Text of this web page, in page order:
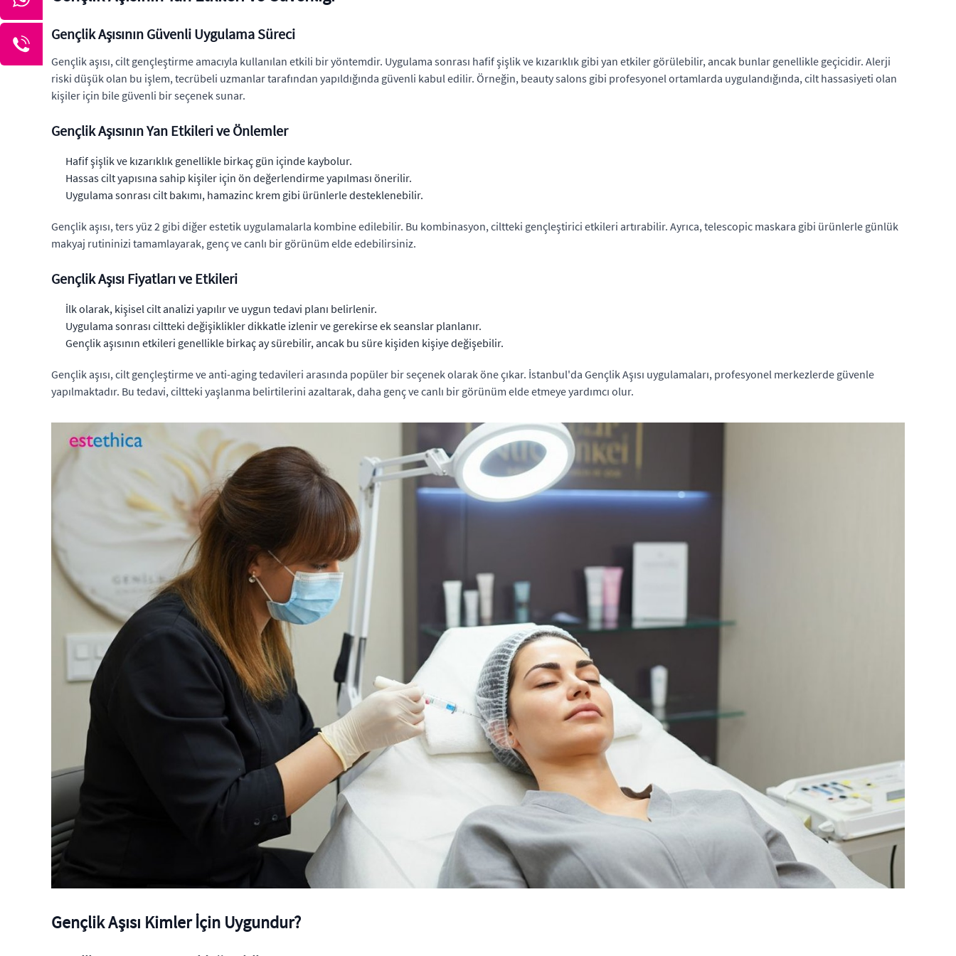
Gençlik Aşısının Güvenli Uygulama Süreci
Gençlik aşısı, cilt gençleştirme amacıyla kullanılan etkili bir yöntemdir. Uygulama sonrası hafif şişlik ve kızarıklık gibi yan etkiler görülebilir, ancak bunlar genellikle geçicidir. Alerji
riski düşük olan bu işlem, tecrübeli uzmanlar tarafından yapıldığında güvenli kabul edilir. Örneğin, beauty salons gibi profesyonel ortamlarda uygulandığında, cilt hassasiyeti olan
kişiler için bile güvenli bir seçenek sunar.
Gençlik Aşısının Yan Etkileri ve Önlemler
Hafif şişlik ve kızarıklık genellikle birkaç gün içinde kaybolur.
Hassas cilt yapısına sahip kişiler için ön değerlendirme yapılması önerilir.
Uygulama sonrası cilt bakımı, hamazinc krem gibi ürünlerle desteklenebilir.
Gençlik aşısı, ters yüz 2 gibi diğer estetik uygulamalarla kombine edilebilir. Bu kombinasyon, ciltteki gençleştirici etkileri artırabilir. Ayrıca, telescopic maskara gibi ürünlerle günlük
makyaj rutininizi tamamlayarak, genç ve canlı bir görünüm elde edebilirsiniz.
Gençlik Aşısı Fiyatları ve Etkileri
İlk olarak, kişisel cilt analizi yapılır ve uygun tedavi planı belirlenir.
Uygulama sonrası ciltteki değişiklikler dikkatle izlenir ve gerekirse ek seanslar planlanır.
Gençlik aşısının etkileri genellikle birkaç ay sürebilir, ancak bu süre kişiden kişiye değişebilir.
Gençlik aşısı, cilt gençleştirme ve anti-aging tedavileri arasında popüler bir seçenek olarak öne çıkar. İstanbul'da Gençlik Aşısı uygulamaları, profesyonel merkezlerde güvenle
yapılmaktadır. Bu tedavi, ciltteki yaşlanma belirtilerini azaltarak, daha genç ve canlı bir görünüm elde etmeye yardımcı olur.
Gençlik Aşısı Kimler İçin Uygundur?